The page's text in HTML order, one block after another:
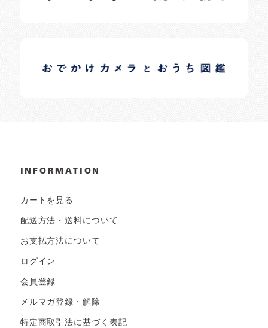
日常の様子など随時更新中です。
INFORMATION
カートを見る
配送方法・送料について
お支払方法について
ログイン
会員登録
メルマガ登録・解除
特定商取引法に基づく表記